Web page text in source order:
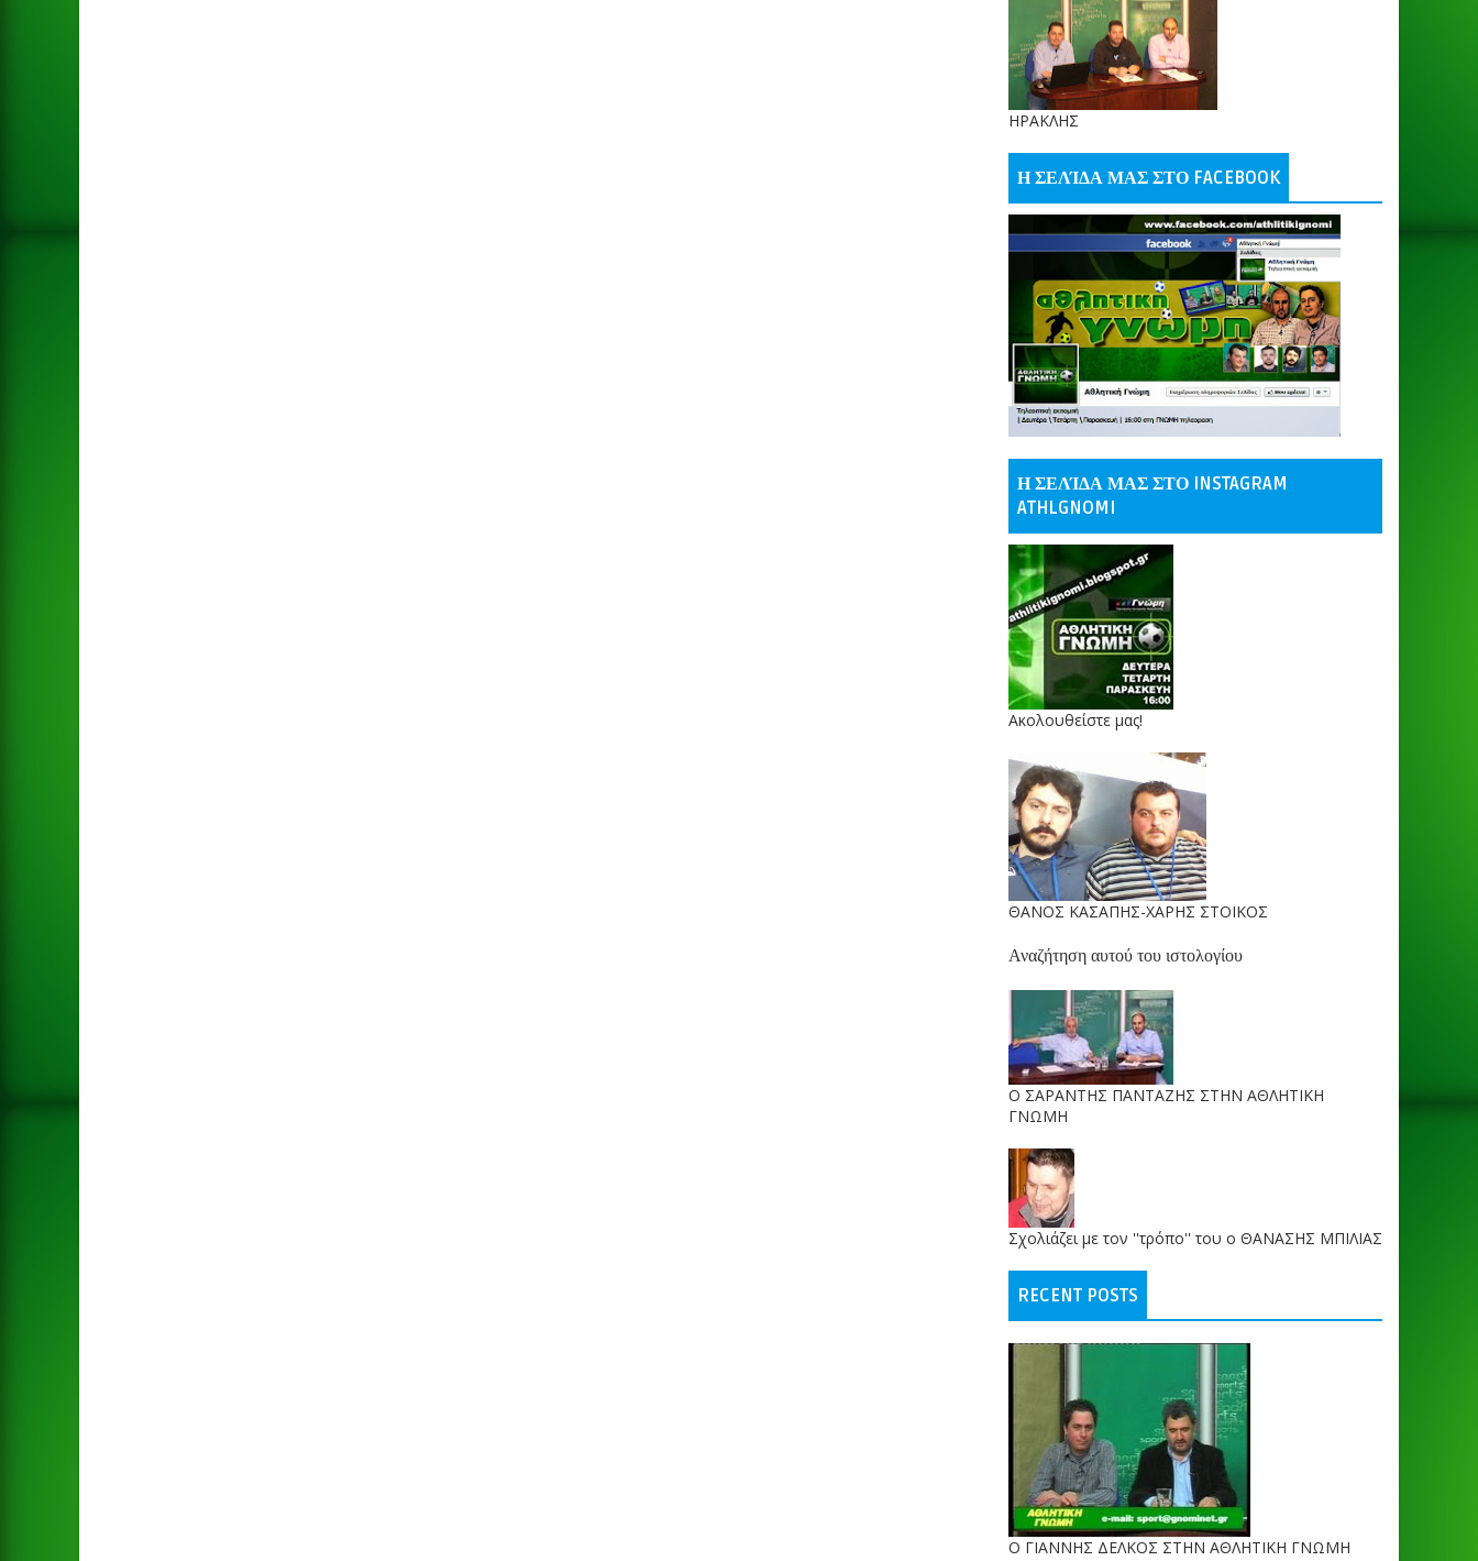
ΗΡΑΚΛΗΣ
Η ΣΕΛΊΔΑ ΜΑΣ ΣΤΟ FACEBOOK
Η ΣΕΛΊΔΑ ΜΑΣ ΣΤΟ INSTAGRAM
ATHLGNOMI
Ακολουθείστε μας!
ΘΑΝΟΣ ΚΑΣΑΠΗΣ-ΧΑΡΗΣ ΣΤΟΙΚΟΣ
Αναζήτηση αυτού του ιστολογίου
O ΣΑΡΑΝΤΗΣ ΠΑΝΤΑΖΗΣ ΣΤΗΝ ΑΘΛΗΤΙΚΗ
ΓΝΩΜΗ
Σχολιάζει με τον ''τρόπο'' του ο ΘΑΝΑΣΗΣ ΜΠΙΛΙΑΣ
RECENT POSTS
Ο ΓΙΑΝΝΗΣ ΔΕΛΚΟΣ ΣΤΗΝ ΑΘΛΗΤΙΚΗ ΓΝΩΜΗ